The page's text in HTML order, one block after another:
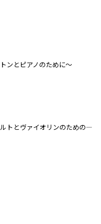
ンとピアノのために～
トとヴァイオリンのための―